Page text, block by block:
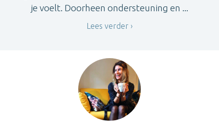
je voelt. Doorheen ondersteuning en ...
Lees verder